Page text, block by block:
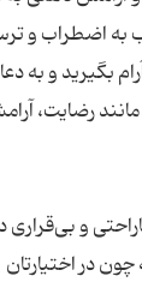
به اضطراب و
و به دعا
رضایت،
و بی‌قراری
در اختیارتان